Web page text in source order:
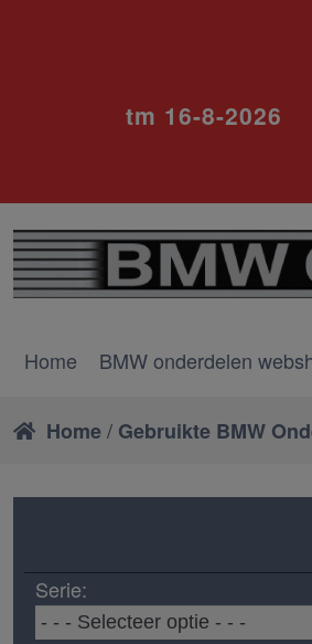
tm 16-8-2026
Home BMW onderdelen
Home/ Gebruikte BMW
Serie: